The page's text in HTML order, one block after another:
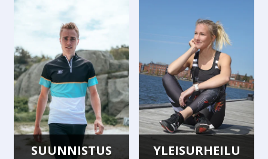
SUUNNISTUS YLEISURHEILU